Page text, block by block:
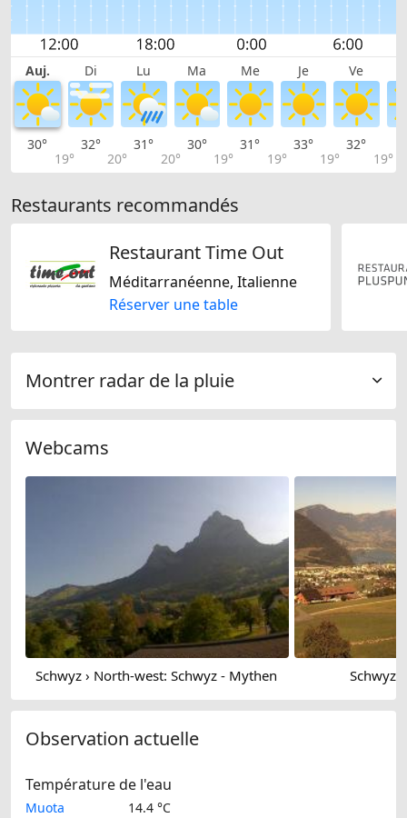
Auj. Di Lu Ma Me Je Ve
30°
19°
32°
20°
31°
20°
30°
19°
31°
19°
33°
19°
32°
19°
Restaurants recommandés
Restaurant Time Out
Méditarranéenne, Italienne
Réserver une table
Montrer radar de la pluie
Webcams
Schwyz › North-west: Schwyz - Mythen Schwyz
Observation actuelle
Température de l'eau
Muota 14.4 °C